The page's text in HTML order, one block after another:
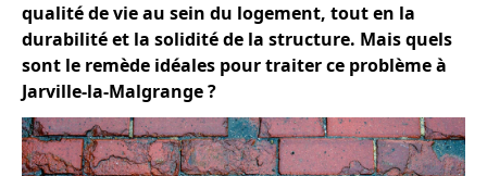
qualité de vie au sein du logement, tout en la
durabilité et la solidité de la structure. Mais quels
sont le remède idéales pour traiter ce problème à
Jarville-la-Malgrange ?